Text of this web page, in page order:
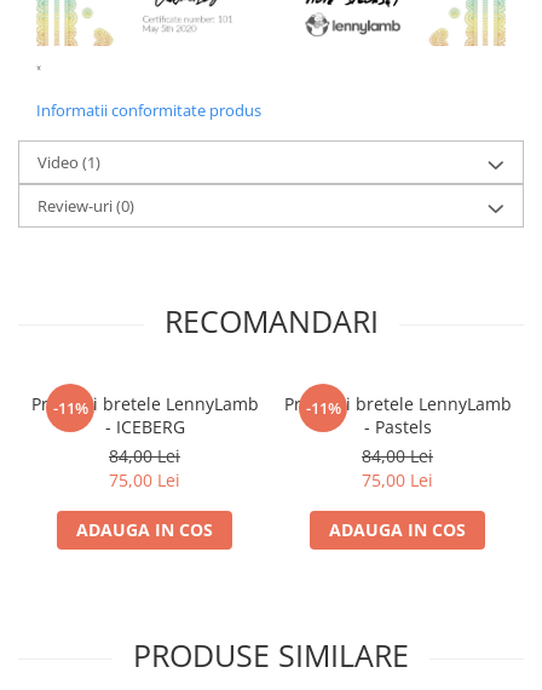
Informatii conformitate produs
Video (1)
Review-uri(0)
RECOMANDARI
-11%
Protectii bretele LennyLamb
- ICEBERG
84,00 Lei
75,00 Lei
ADAUGA IN COS
-11%
Protectii bretele LennyLamb
- Pastels
84,00 Lei
75,00 Lei
ADAUGA IN COS
PRODUSE SIMILARE